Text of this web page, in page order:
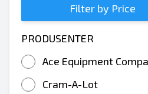
Filter by Price
PRODUSENTER
Ace Equipment
Cram-A-Lot